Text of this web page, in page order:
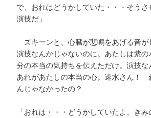
で、おれはどうかしていた・・・そう
演技だ」
ズキーンと、心臓が悲鳴をあげる音が
演技なんかじゃないのに。あたしは紫の
分の本当の気持ちを伝えただけ。演技な
あれがあたしの本当の心。速水さん！
んじゃなかったの？
「おれは・・・どうかしていたよ。き